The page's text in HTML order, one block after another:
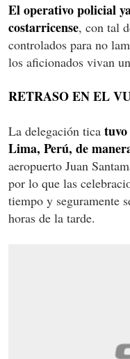
El operativo policial
costarricense, con tal
controlados para no
los aficionados vivan
RETRASO EN EL
La delegación tica
Lima, Perú, de
aeropuerto Juan
por lo que las
tiempo y seguramente
horas de la tarde.